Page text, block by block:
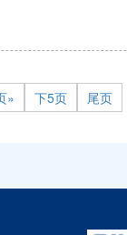
» 下5页 尾页